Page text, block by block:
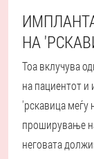
НА
Тоа вклучува
на пациентот и
'рскавица меѓу
проширување
неговата